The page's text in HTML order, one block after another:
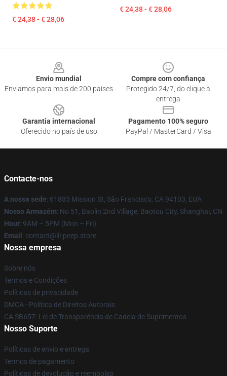
€ 24,38 - € 28,06
€ 24,38 - € 28,06
Envio mundial
Enviamos para mais de 200 países
Compre com confiança
Protegido 24/7, do clique à
entrega
Garantia internacional
Oferecido no país de uso
Pagamento 100% seguro
PayPal / MasterCard / Visa
Contacte-nos
A nossa sede: 61885 Mission St, São Francisco, CA 94103, EUA
Nosso Armazém: No 51, Baolin 2nd Village, Baotou City, Shanghai, CN
Hour: 9AM – 5PM (Mon – Fri)
Email : contact@lil-peep.store
Nossa empresa
Sobre nós
Termos e Condições
Políticas de privacidade
DMCA - Política de Direitos Autorais
CA SB657: Lei de Transparência de Cadeia de Suprimentos
Nosso Suporte
Políticas de envio e entrega
Termos de pagamento
Políticas de devolução e reembolso